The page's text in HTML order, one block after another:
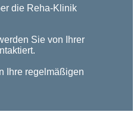
die Reha-Klinik
Sie von Ihrer
Ihre regelmäßigen